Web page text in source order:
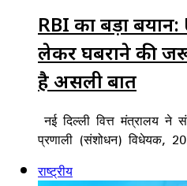
RBI का बड़ा
लेकर घबराने की
है असली बात
नई दिल्ली वित्त मंत्रालय
प्रणाली (संशोधन) विधेयक,
राष्ट्रीय